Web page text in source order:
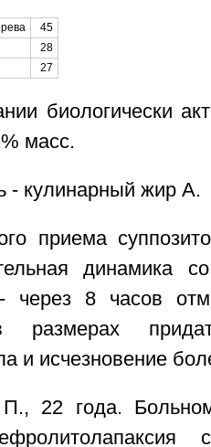
45
28
27
биологически
масс.
- кулинарный жир А.
приема
динамика
через 8 часов
размерах
и исчезновение
22 года.